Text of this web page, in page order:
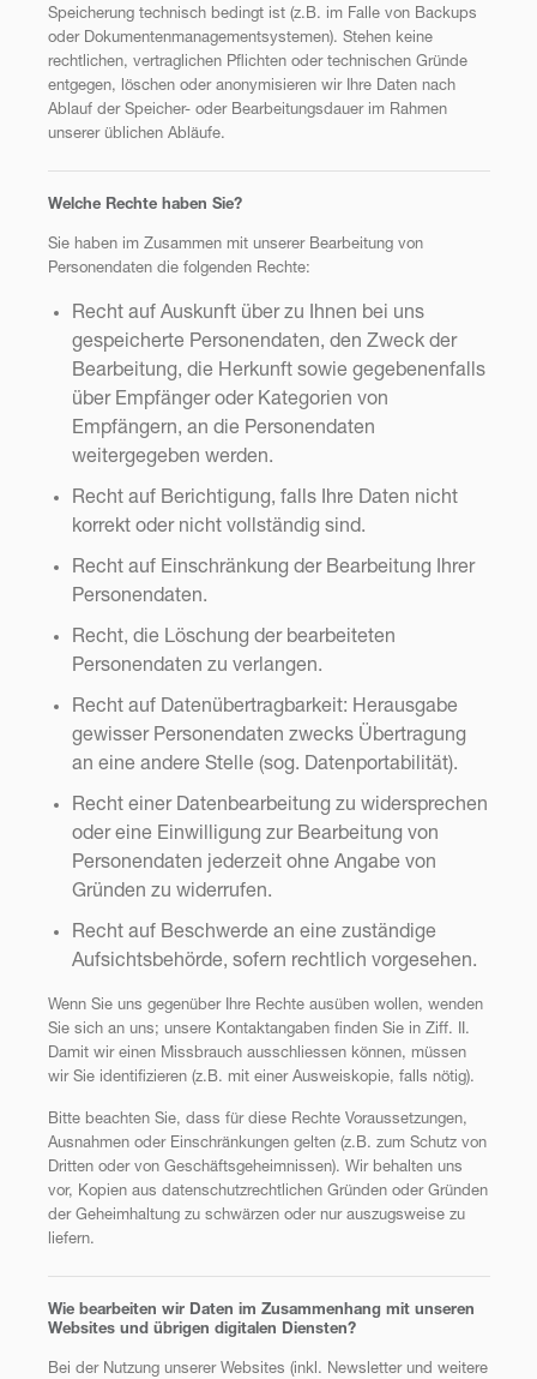
Speicherung technisch bedingt ist (z.B. im Falle von Backups
oder Dokumentenmanagementsystemen). Stehen keine
rechtlichen, vertraglichen Pflichten oder technischen Gründe
entgegen, löschen oder anonymisieren wir Ihre Daten nach
Ablauf der Speicher- oder Bearbeitungsdauer im Rahmen
unserer üblichen Abläufe.
Welche Rechte haben Sie?
Sie haben im Zusammen mit unserer Bearbeitung von
Personendaten die folgenden Rechte:
Recht auf Auskunft über zu Ihnen bei uns
gespeicherte Personendaten, den Zweck der
Bearbeitung, die Herkunft sowie gegebenenfalls
über Empfänger oder Kategorien von
Empfängern, an die Personendaten
weitergegeben werden.
Recht auf Berichtigung, falls Ihre Daten nicht
korrekt oder nicht vollständig sind.
Recht auf Einschränkung der Bearbeitung Ihrer
Personendaten.
Recht, die Löschung der bearbeiteten
Personendaten zu verlangen.
Recht auf Datenübertragbarkeit: Herausgabe
gewisser Personendaten zwecks Übertragung
an eine andere Stelle (sog. Datenportabilität).
Recht einer Datenbearbeitung zu widersprechen
oder eine Einwilligung zur Bearbeitung von
Personendaten jederzeit ohne Angabe von
Gründen zu widerrufen.
Recht auf Beschwerde an eine zuständige
Aufsichtsbehörde, sofern rechtlich vorgesehen.
Wenn Sie uns gegenüber Ihre Rechte ausüben wollen, wenden
Sie sich an uns; unsere Kontaktangaben finden Sie in Ziff. II.
Damit wir einen Missbrauch ausschliessen können, müssen
wir Sie identifizieren (z.B. mit einer Ausweiskopie, falls nötig).
Bitte beachten Sie, dass für diese Rechte Voraussetzungen,
Ausnahmen oder Einschränkungen gelten (z.B. zum Schutz von
Dritten oder von Geschäftsgeheimnissen). Wir behalten uns
vor, Kopien aus datenschutzrechtlichen Gründen oder Gründen
der Geheimhaltung zu schwärzen oder nur auszugsweise zu
liefern.
Wie bearbeiten wir Daten im Zusammenhang mit unseren
Websites und übrigen digitalen Diensten?
Bei der Nutzung unserer Websites (inkl. Newsletter und weitere